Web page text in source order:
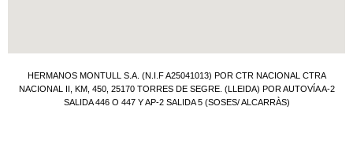
HERMANOS MONTULL S.A. (N.I.F A25041013) POR CTR NACIONAL CTRA
NACIONAL II, KM, 450, 25170 TORRES DE SEGRE. (LLEIDA) POR AUTOVÍA A-2
SALIDA 446 O 447 Y AP-2 SALIDA 5 (SOSES/ ALCARRÀS)